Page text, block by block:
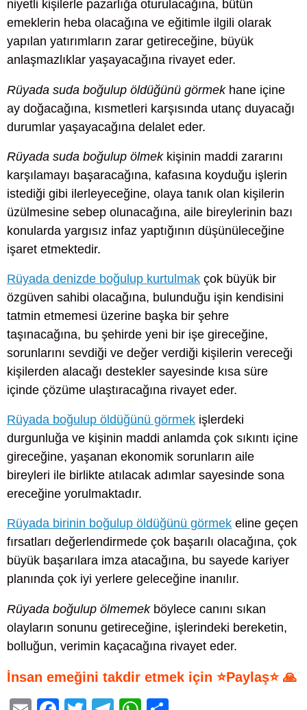
niyetli kişilerle pazarlığa oturulacağına, bütün
emeklerin heba olacağına ve eğitimle ilgili olarak
yapılan yatırımların zarar getireceğine, büyük
anlaşmazlıklar yaşayacağına rivayet eder.
Rüyada suda boğulup öldüğünü görmekhane içine
ay doğacağına, kısmetleri karşısında utanç duyacağı
durumlar yaşayacağına delalet eder.
Rüyada suda boğulup ölmekkişinin maddi zararını
karşılamayı başaracağına, kafasına koyduğu işlerin
istediği gibi ilerleyeceğine, olaya tanık olan kişilerin
üzülmesine sebep olunacağına, aile bireylerinin bazı
konularda yargısız infaz yaptığının düşünüleceğine
işaret etmektedir.
Rüyada denizde boğulup kurtulmak çok büyük bir
özgüven sahibi olacağına, bulunduğu işin kendisini
tatmin etmemesi üzerine başka bir şehre
taşınacağına, bu şehirde yeni bir işe gireceğine,
sorunlarını sevdiği ve değer verdiği kişilerin vereceği
kişilerden alacağı destekler sayesinde kısa süre
içinde çözüme ulaştıracağına rivayet eder.
Rüyada boğulup öldüğünü görmek işlerdeki
durgunluğa ve kişinin maddi anlamda çok sıkıntı içine
gireceğine, yaşanan ekonomik sorunların aile
bireyleri ile birlikte atılacak adımlar sayesinde sona
ereceğine yorulmaktadır.
Rüyada birinin boğulup öldüğünü görmek eline geçen
fırsatları değerlendirmede çok başarılı olacağına, çok
büyük başarılara imza atacağına, bu sayede kariyer
planında çok iyi yerlere geleceğine inanılır.
Rüyada boğulup ölmemekböylece canını sıkan
olayların sonunu getireceğine, işlerindeki bereketin,
bolluğun, verimin kaçacağına rivayet eder.
İnsan emeğini takdir etmek için ⭐Paylaş⭐ 🙏